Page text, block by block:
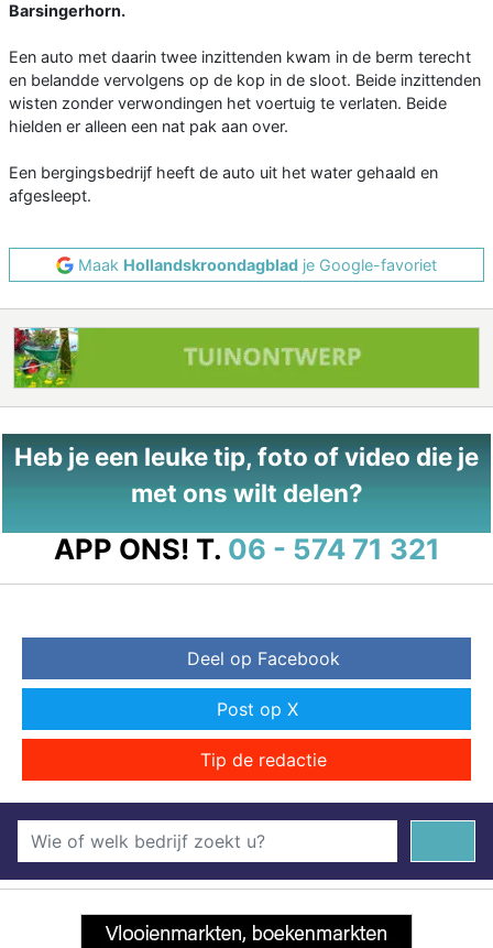
Barsingerhorn.
Een auto met daarin twee inzittenden kwam in de berm terecht
en belandde vervolgens op de kop in de sloot. Beide inzittenden
wisten zonder verwondingen het voertuig te verlaten. Beide
hielden er alleen een nat pak aan over.
Een bergingsbedrijf heeft de auto uit het water gehaald en
afgesleept.
Maak Hollandskroondagblad je Google-favoriet
Heb je een leuke tip, foto of video die je
met ons wilt delen?
APP ONS! T. 06 - 574 71 321
Deel op Facebook
Post op X
Tip de redactie